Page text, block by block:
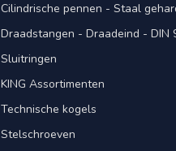
Cilindrische pennen - Staal
Draadstangen - Draadeind - DIN
Sluitringen
KING Assortimenten
Technische kogels
Stelschroeven